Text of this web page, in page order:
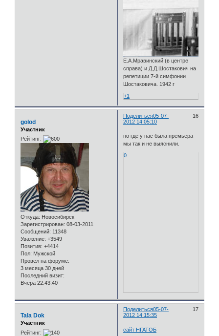
Е.А.Мравинский (в центре
справа) и Д.Д.Шостакович на
репетиции 7-й симфонии
Шостаковича. 1942 г
+1
Поделиться 16
05-07-
2012 14:05:10
golod
Участник
Рейтинг:
Откуда: Новосибирск
Зарегистрирован: 08-03-2011
Сообщений: 11348
Уважение: +3549
Позитив: +4414
Пол: Мужской
Провел на форуме:
3 месяца 30 дней
Последний визит:
Вчера 22:43:40
но где у нас была премьера
мы так и не выяснили.
0
Поделиться 17
05-07-
2012 14:15:35
Tala Dok
Участник
Рейтинг:
сайт НГАТОБ